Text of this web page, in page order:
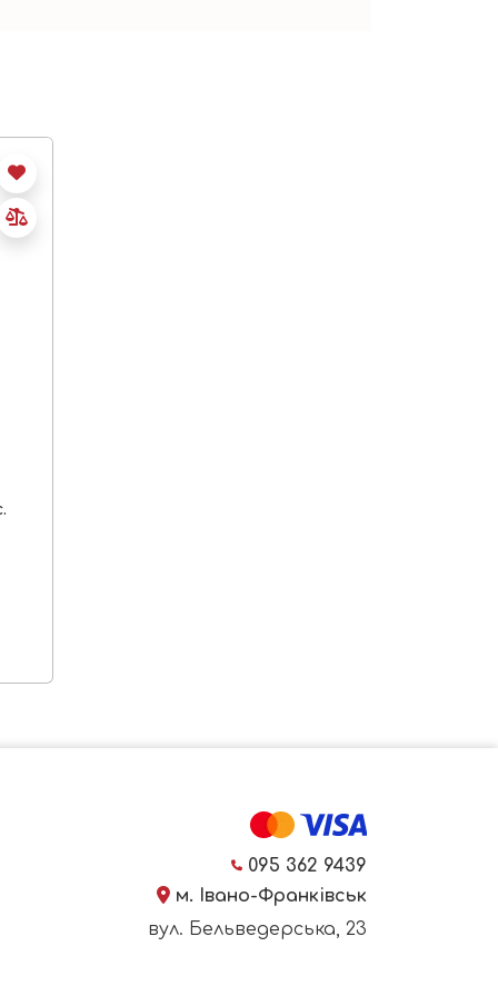
095 362 9439
м. Івано-Франківськ
вул. Бельведерська, 23